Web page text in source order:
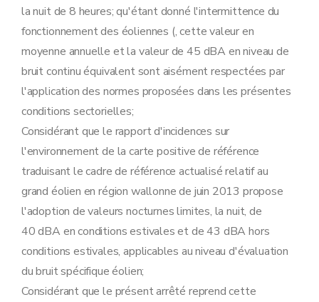
la nuit de 8 heures; qu'étant donné l'intermittence du
fonctionnement des éoliennes (, cette valeur en
moyenne annuelle et la valeur de 45 dBA en niveau de
bruit continu équivalent sont aisément respectées par
l'application des normes proposées dans les présentes
conditions sectorielles;
Considérant que le rapport d'incidences sur
l'environnement de la carte positive de référence
traduisant le cadre de référence actualisé relatif au
grand éolien en région wallonne de juin 2013 propose
l'adoption de valeurs nocturnes limites, la nuit, de
40 dBA en conditions estivales et de 43 dBA hors
conditions estivales, applicables au niveau d'évaluation
du bruit spécifique éolien;
Considérant que le présent arrêté reprend cette